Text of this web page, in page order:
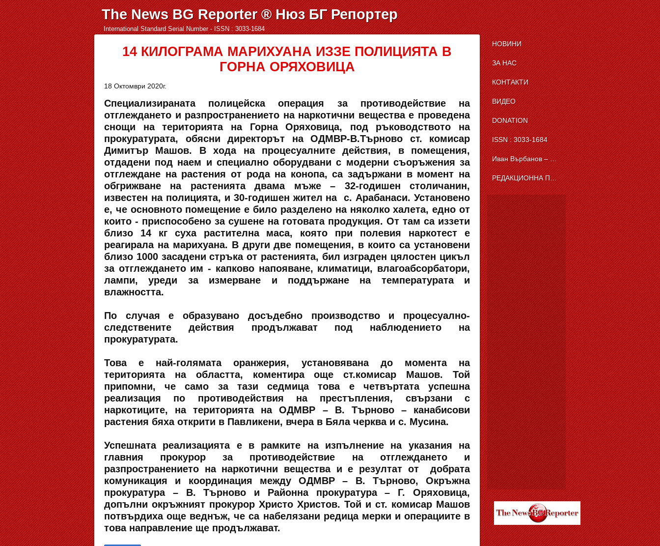
International Standard Serial Number - ISSN : 3033-1684
The News BG Reporter ® Нюз БГ Репортер
14 КИЛОГРАМА МАРИХУАНА ИЗЗЕ ПОЛИЦИЯТА В
ГОРНА ОРЯХОВИЦА
18 Октомври 2020г.
Специализираната полицейска операция за противодействие на
отглеждането и разпространението на наркотични вещества е проведена
снощи на територията на Горна Оряховица, под ръководството на
прокуратурата, обясни директорът на ОДМВР-В.Търново ст. комисар
Димитър Машов. В хода на процесуалните действия, в помещения,
отдадени под наем и специално оборудвани с модерни съоръжения за
отглеждане на растения от рода на конопа, са задържани в момент на
обгрижване на растенията двама мъже – 32-годишен столичанин,
известен на полицията, и 30-годишен жител на с. Арабанаси. Установено
е, че основното помещение е било разделено на няколко халета, едно от
които - приспособено за сушене на готовата продукция. От там са иззети
близо 14 кг суха растителна маса, която при полевия наркотест е
реагирала на марихуана. В други две помещения, в които са установени
близо 1000 засадени стръка от растенията, бил изграден цялостен цикъл
за отглеждането им - капково напояване, климатици, влагоабсорбатори,
лампи, уреди за измерване и поддържане на температурата и
влажността.
По случая е образувано досъдебно производство и процесуално-
следствените действия продължават под наблюдението на
прокуратурата.
Това е най-голямата оранжерия, установявана до момента на
територията на областта, коментира още ст.комисар Машов. Той
припомни, че само за тази седмица това е четвъртата успешна
реализация по противодействия на престъпления, свързани с
наркотиците, на територията на ОДМВР – В. Търново – канабисови
растения бяха открити в Павликени, вчера в Бяла черква и с. Мусина.
Успешната реализацията е в рамките на изпълнение на указания на
главния прокурор за противодействие на отглеждането и
разпространението на наркотични вещества и е резултат от добрата
комуникация и координация между ОДМВР – В. Търново, Окръжна
прокуратура – В. Търново и Районна прокуратура – Г. Оряховица,
допълни окръжният прокурор Христо Христов. Той и ст. комисар Машов
потвърдиха още веднъж, че са набелязани редица мерки и операциите в
това направление ще продължават.
НОВИНИ
ЗА НАС
КОНТАКТИ
ВИДЕО
DONATION
ISSN : 3033-1684
Иван Върбанов – журналист | The News BG Reporter
РЕДАКЦИОННА ПОЛИТИКА НА THE NEWS BG REPORTER